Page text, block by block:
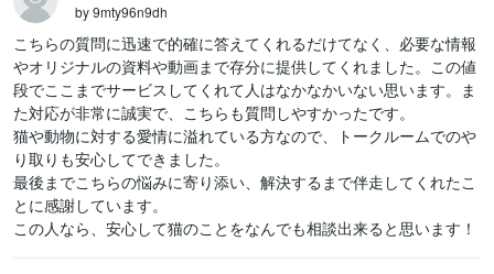
by 9mty96n9dh
こちらの質問に迅速で的確に答えてくれるだけてなく、必要な情報
やオリジナルの資料や動画まで存分に提供してくれました。この値
段でここまでサービスしてくれて人はなかなかいない思います。ま
た対応が非常に誠実で、こちらも質問しやすかったです。
猫や動物に対する愛情に溢れている方なので、トークルームでのや
り取りも安心してできました。
最後までこちらの悩みに寄り添い、解決するまで伴走してくれたこ
とに感謝しています。
この人なら、安心して猫のことをなんでも相談出来ると思います！